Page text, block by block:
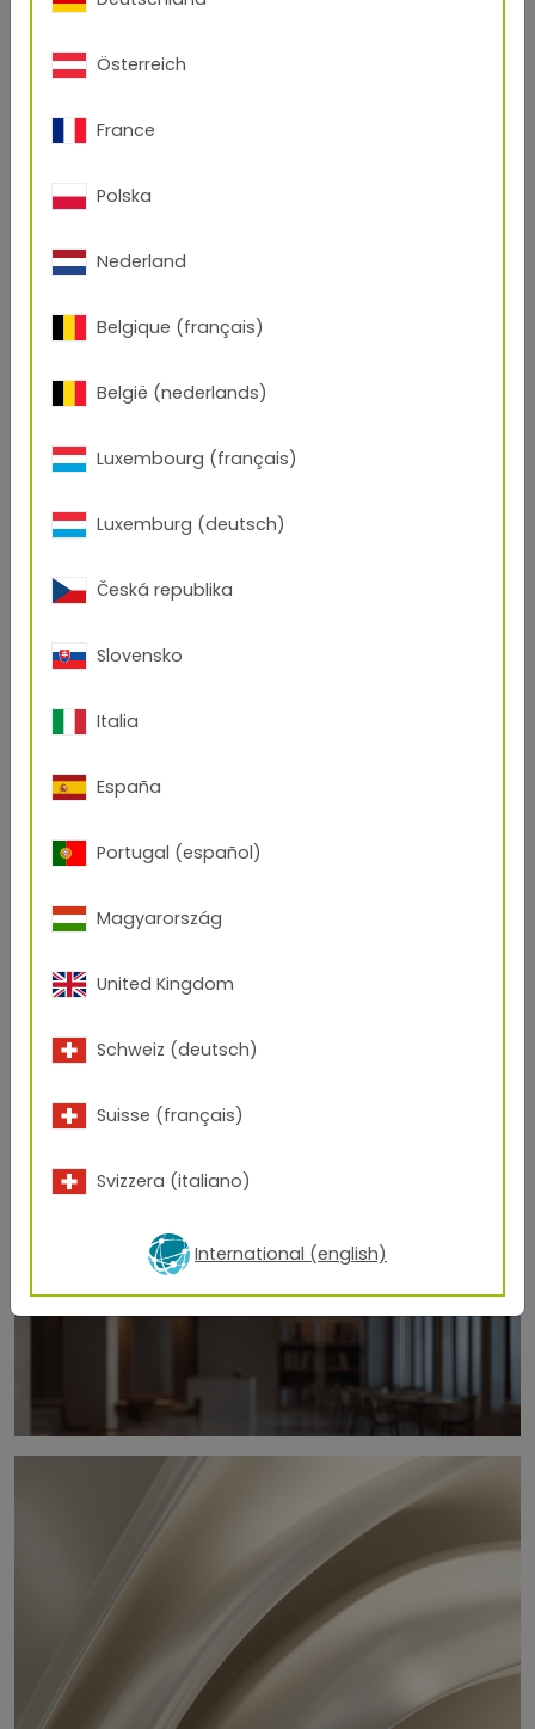
precioso y de una belleza duradera.
Colección Trend Color Pearly Essence
und Color
CRÃˆME 303
Brillante
Más inspiración:
Österreich
France
Polska
Nederland
Belgique (français)
België (nederlands)
Luxembourg (français)
Luxemburg (deutsch)
Česká republika
Slovensko
Italia
España
Portugal (español)
Magyarország
United Kingdom
Schweiz (deutsch)
Suisse (français)
Svizzera (italiano)
International (english)